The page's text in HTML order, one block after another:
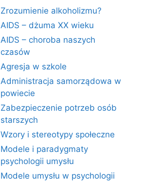
Zrozumienie alkoholizmu?
AIDS – dżuma XX wieku
AIDS – choroba naszych
czasów
Agresja w szkole
Administracja samorządowa w
powiecie
Zabezpieczenie potrzeb osób
starszych
Wzory i stereotypy społeczne
Modele i paradygmaty
psychologii umysłu
Modele umysłu w psychologii